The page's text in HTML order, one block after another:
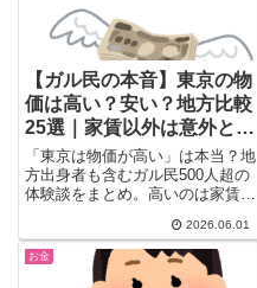
【ガル民の本音】東京の物
価は高い？安い？地方比較
25選｜家賃以外は意外と安
いが正解
「東京は物価が高い」は本当？地
方出身者も含むガル民500人超の
体験談をまとめ。高いのは家賃・
グストア・交通費は意外と安いと
いう声が続出。東京vs地方の生
活費を徹底比較。
2026.06.01
お金